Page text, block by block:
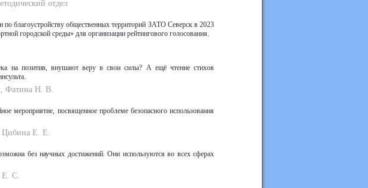
отдел
благоустройству общественных территорий ЗАТО Северск в 2023
городской среды» для организации рейтингового голосования.
на позитив, внушают веру в свои силы? А ещё чтение стихов
Фатина Н. В.
мероприятие, посвященное проблеме безопасного использования
Цибина Е. Е.
без научных достижений. Они используются во всех сферах
Е. С.